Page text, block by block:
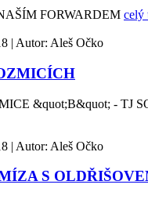
FORWARDEM celý
| Autor: Aleš Očko
&quot;B&quot; - TJ
| Autor: Aleš Očko
S